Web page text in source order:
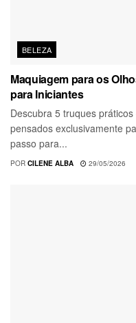
BELEZA
Maquiagem para os
para Iniciantes
Descubra 5 truques
pensados exclusivamente
passo para...
POR CILENE ALBA 29/05/2026